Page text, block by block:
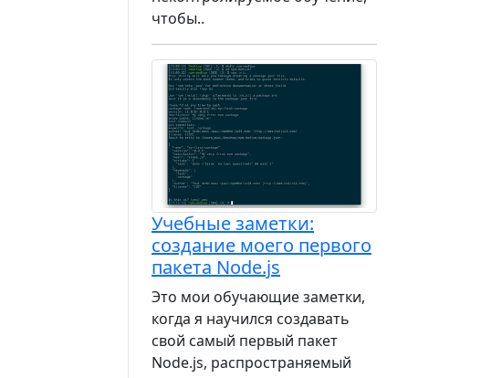
чтобы..
Учебные заметки:
создание моего первого
пакета Node.js
Это мои обучающие заметки,
когда я научился создавать
свой самый первый пакет
Node.js, распространяемый